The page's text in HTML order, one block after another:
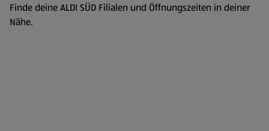
Finde deine ALDI SÜD Filialen und Öffnungszeiten in deiner
Nähe.